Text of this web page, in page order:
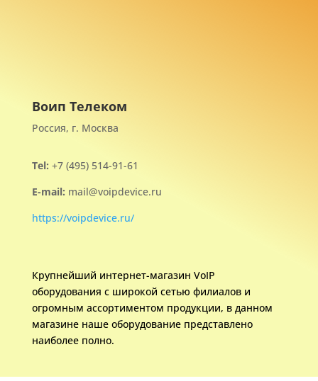
Воип Телеком
Россия, г. Москва
Tel: +7 (495) 514-91-61
E-mail: mail@voipdevice.ru
https://voipdevice.ru/
Крупнейший интернет-магазин VoIP
оборудования с широкой сетью филиалов и
огромным ассортиментом продукции, в данном
магазине наше оборудование представлено
наиболее полно.